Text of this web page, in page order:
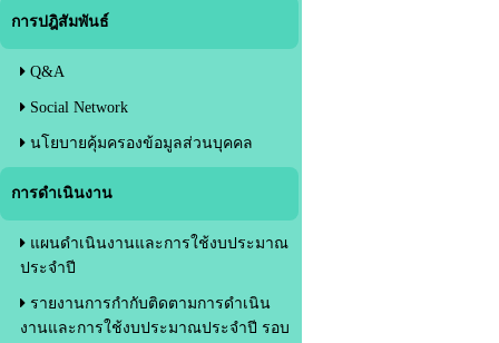
การปฎิสัมพันธ์
Q&A
Social Network
นโยบายคุ้มครองข้อมูลส่วนบุคคล
การดำเนินงาน
แผนดำเนินงานและการใช้งบประมาณ
ประจำปี
รายงานการกำกับติดตามการดำเนิน
งานและการใช้งบประมาณประจำปี รอบ